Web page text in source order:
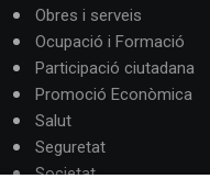
Obres i serveis
Ocupació i Formació
Participació ciutadana
Promoció Econòmica
Salut
Seguretat
Societat